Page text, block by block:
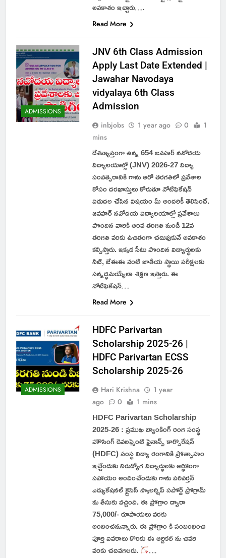
అవకాశం ఇచ్చారు….
Read More
ADMISSIONS
JNV 6th Class Admission
Apply Last Date Extended |
Jawahar Navodaya
vidyalaya 6th Class
Admission
inbjobs 1 year ago 0
1
mins
దేశవ్యాప్తంగా ఉన్న 654 జవహర్ నవోదయ
విద్యాలయాల్లో (JNV) 2026-27 విద్యా
సంవత్సరానికి గాను ఆరో తరగతిలో ప్రవేశాల
కోసం దరఖాస్తులు కోరుతూ నోటిఫికేషన్
విడుదల చేసిన విషయం మీ అందరికీ తెలిసిందే.
జవహర్ నవోదయ విద్యాలయాల్లో ప్రవేశాలు
పొందిన వారికి ఆరవ తరగతి నుండి 12వ
తరగతి వరకు ఉచితంగా చదువుకునే అవకాశం
కల్పిస్తారు. ఇక్కడ సీటు పొందిన విద్యార్థులకు
నీట్, జేఈఈ వంటి జాతీయ స్థాయి పరీక్షలకు
సన్నద్ధమయ్యేలా శిక్షణ ఇస్తారు. ఈ
నోటిఫికేషన్…
Read More
ADMISSIONS
HDFC Parivartan
Scholarship 2025-26 |
HDFC Parivartan ECSS
Scholarship 2025-26
Hari Krishna
1 year
ago
0 1 mins
HDFC Parivartan Scholarship
2025-26 : ప్రముఖ బ్యాంకింగ్ రంగ సంస్థ
హౌసింగ్ డెవలప్మెంట్ ఫైనాన్స్ కార్పొరేషన్
(HDFC) సంస్థ విద్యా రంగానికి ప్రోత్సాహం
ఇచ్చేందుకు నిరుద్యోగ విద్యార్థులకు ఆర్థికంగా
సహాయం అందించేందుకు గాను పరివర్తన్
ఎడ్యుకేషనల్ క్రైసిస్ స్కాలర్షిప్ సపోర్ట్ ప్రోగ్రామ్
ను తీసుకు వచ్చింది. ఈ ప్రోగ్రాం ద్వారా
75,000/- రూపాయలు వరకు
అందించనున్నారు. ఈ ప్రోగ్రాం కి సంబంధించి
పూర్తి వివరాలు కొరకు ఈ ఆర్టికల్ ను చివరి
వరకు చదవగలరు.
…